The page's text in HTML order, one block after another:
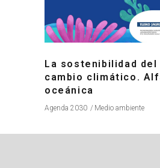
La sostenibilidad del
cambio climático.
oceánica
Agenda 2030 Medio ambiente